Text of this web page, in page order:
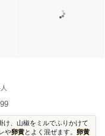
人
け、山椒をミルでふりかけて
や卵黄とよく混ぜます。 卵黄